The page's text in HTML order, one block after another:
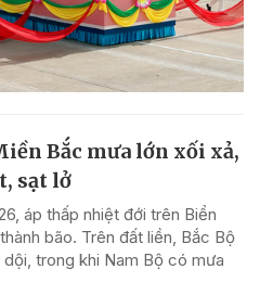
Bắc mưa lớn xối xả,
sạt lở
áp thấp nhiệt đới trên Biển
bão. Trên đất liền, Bắc Bộ
trong khi Nam Bộ có mưa